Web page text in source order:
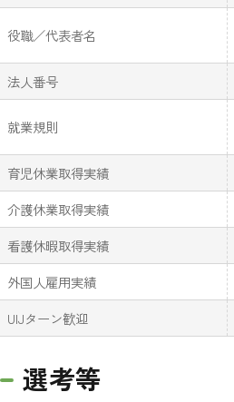
役職／代表者名
法人番号
就業規則
育児休業取得実績
介護休業取得実績
看護休暇取得実績
外国人雇用実績
UIJターン歓迎
選考等